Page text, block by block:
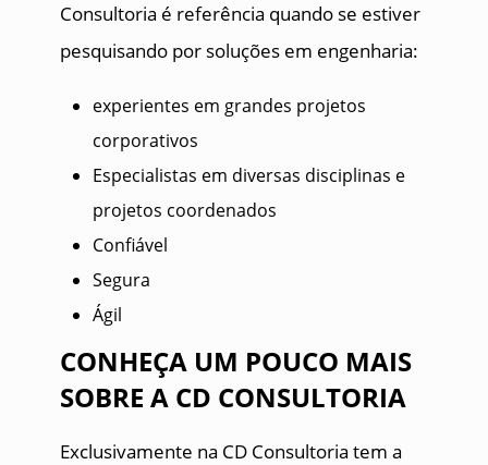
Consultoria é referência quando se estiver
pesquisando por soluções em engenharia:
experientes em grandes projetos
corporativos
Especialistas em diversas disciplinas e
projetos coordenados
Confiável
Segura
Ágil
CONHEÇA UM POUCO MAIS
SOBRE A CD CONSULTORIA
Exclusivamente na CD Consultoria tem a